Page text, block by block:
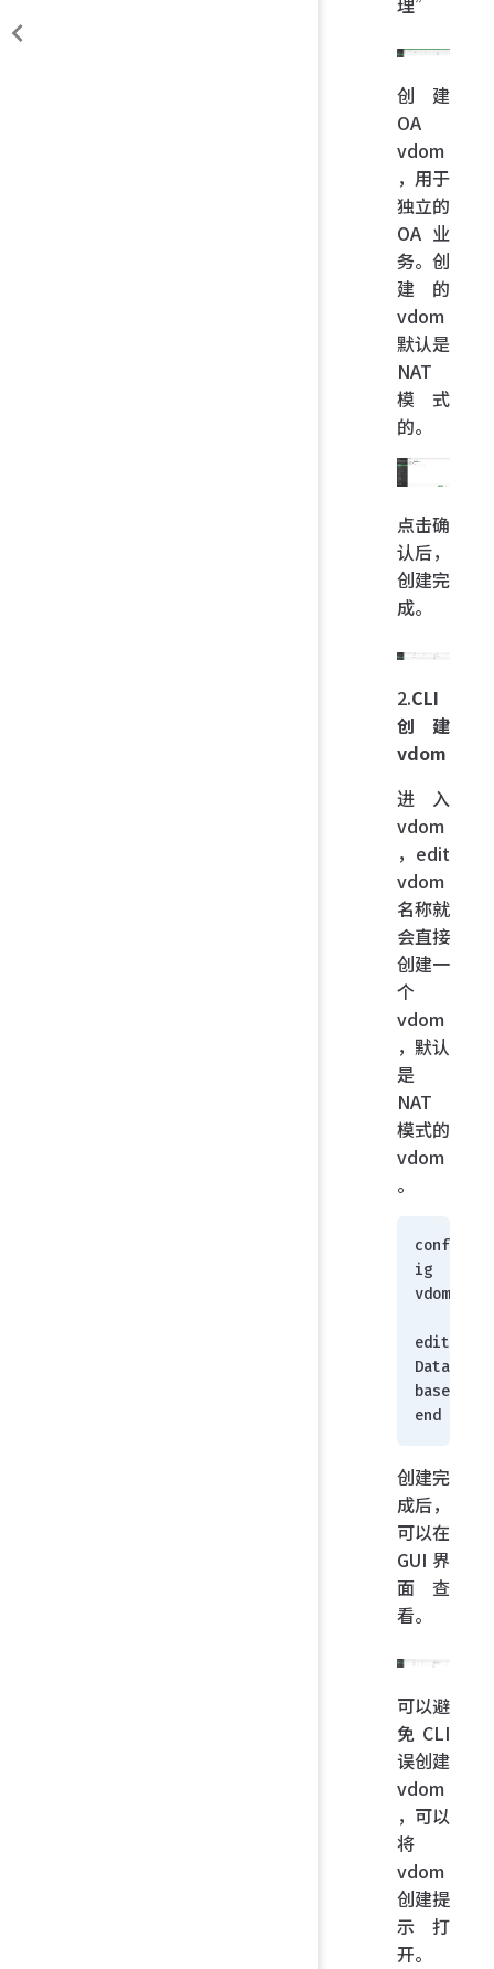
创建
OA
vdom
，用于
独立的
OA 业
务。创
建的
vdom
默认是
NAT
模式
的。
点击确
认后，
创建完
成。
2.CLI
创建
vdom
进入
vdom
，edit
vdom
名称就
会直接
创建一
个
vdom
，默认
是
NAT
模式的
vdom
。
conf
ig
edit
Data
base
end
创建完
成后，
可以在
GUI 界
面查
看。
可以避
免 CLI
误创建
vdom
，可以
将
vdom
创建提
示打
开。